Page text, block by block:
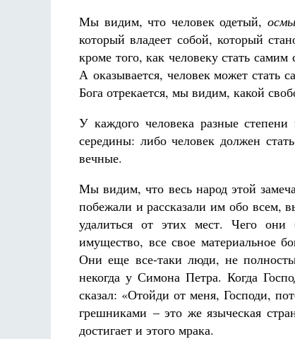
Мы видим, что человек одетый,
который владеет собой, который
кроме того, как человеку стать
А оказывается, человек может стать
Бога отрекается, мы видим, какой
У каждого человека разные
середины: либо человек должен
вечные.
Мы видим, что весь народ этой
побежали и рассказали им обо всем,
удалиться от этих мест. Чего
имущество, все свое материальное
Они еще все-таки люди, не
некогда у Симона Петра. Когда
сказал: «Отойди от меня, Господи,
грешниками – это же языческая
достигает и этого мрака.